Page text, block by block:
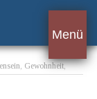
Menü
Gewohnheit,